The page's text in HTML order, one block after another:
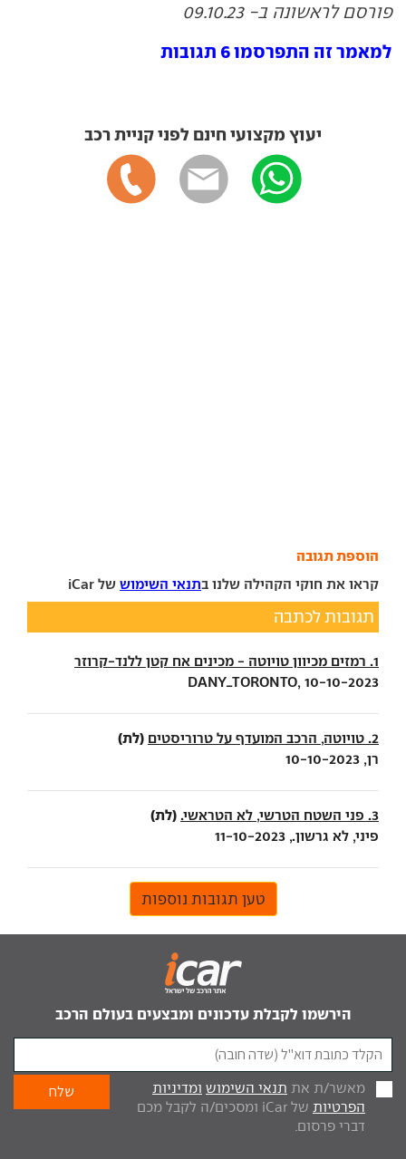
פורסם לראשונה ב- 09.10.23
למאמר זה התפרסמו 6 תגובות
יעוץ מקצועי חינם לפני קניית רכב
הוספת תגובה
קראו את חוקי הקהילה שלנו בתנאי השימוש של iCar
תגובות לכתבה
1. רמזים מכיוון טויוטה - מכינים אח קטן ללנד-קרוזר
DANY_TORONTO, 10-10-2023
2. טויוטה, הרכב המועדף על טרוריסטים (לת)
רן, 10-10-2023
3. פני השטח הטרשי, לא הטראשי. (לת)
פיני, לא גרשון., 11-10-2023
טען תגובות נוספות
הירשמו לקבלת עדכונים ומבצעים בעולם הרכב
מאשר/ת את תנאי השימוש ומדיניות
הפרטיות
של iCar ומסכים/ה לקבל מכם
דברי פרסום.